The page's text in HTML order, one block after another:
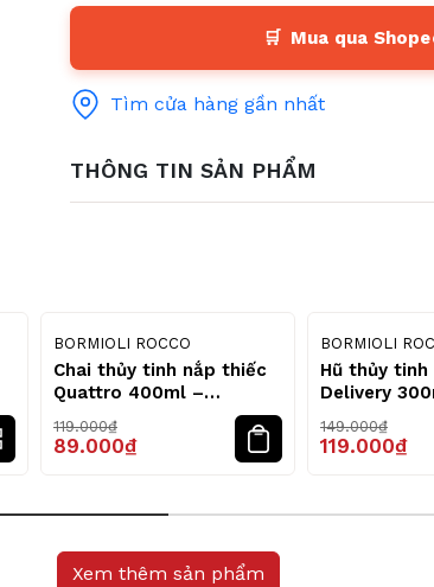
Mua qua
Tìm cửa hàng gần nhất
THÔNG TIN SẢN PHẨM
BORMIOLI ROCCO
Chai thủy tinh nắp thiếc
Quattro 400ml –
Bormioli Rocco
119.000₫
89.000₫
BORMIOLI
Hũ thủy tinh
Delivery
Bormioli
149.000₫
119.000₫
Xem thêm sản phẩm